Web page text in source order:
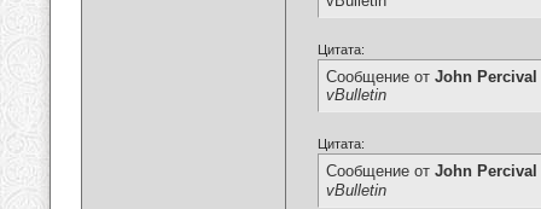
Цитата:
Сообщение от John Percival
vBulletin
Цитата:
Сообщение от John Percival
vBulletin